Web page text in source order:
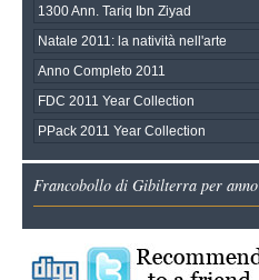
1300 Ann. Tariq Ibn Ziyad
Natale 2011: la natività nell'arte
Anno Completo 2011
FDC 2011 Year Collection
PPack 2011 Year Collection
Francobollo di Gibilterra per anno